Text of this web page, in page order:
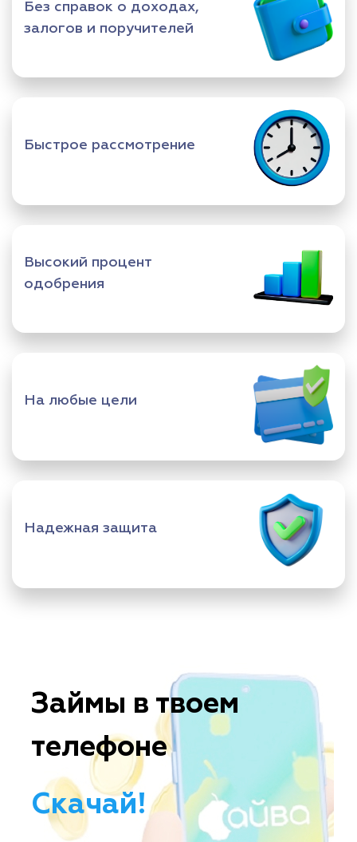
Без справок о доходах,
залогов и поручителей
Быстрое рассмотрение
Высокий процент
одобрения
На любые цели
Надежная защита
Займы в твоем
телефоне
Скачай!